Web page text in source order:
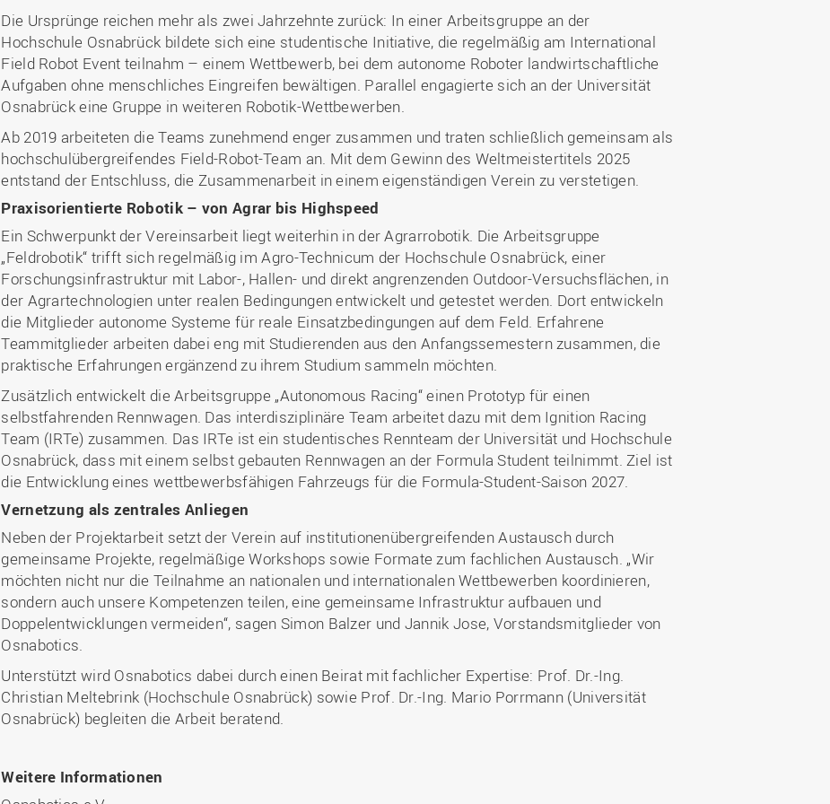
Die Ursprünge reichen mehr als zwei Jahrzehnte zurück: In einer Arbeitsgruppe an der
Hochschule Osnabrück bildete sich eine studentische Initiative, die regelmäßig am International
Field Robot Event teilnahm – einem Wettbewerb, bei dem autonome Roboter landwirtschaftliche
Aufgaben ohne menschliches Eingreifen bewältigen. Parallel engagierte sich an der Universität
Osnabrück eine Gruppe in weiteren Robotik-Wettbewerben.
Ab 2019 arbeiteten die Teams zunehmend enger zusammen und traten schließlich gemeinsam als
hochschulübergreifendes Field-Robot-Team an. Mit dem Gewinn des Weltmeistertitels 2025
entstand der Entschluss, die Zusammenarbeit in einem eigenständigen Verein zu verstetigen.
Praxisorientierte Robotik – von Agrar bis Highspeed
Ein Schwerpunkt der Vereinsarbeit liegt weiterhin in der Agrarrobotik. Die Arbeitsgruppe
„Feldrobotik“ trifft sich regelmäßig im Agro-Technicum der Hochschule Osnabrück, einer
Forschungsinfrastruktur mit Labor-, Hallen- und direkt angrenzenden Outdoor-Versuchsflächen, in
der Agrartechnologien unter realen Bedingungen entwickelt und getestet werden. Dort entwickeln
die Mitglieder autonome Systeme für reale Einsatzbedingungen auf dem Feld. Erfahrene
Teammitglieder arbeiten dabei eng mit Studierenden aus den Anfangssemestern zusammen, die
praktische Erfahrungen ergänzend zu ihrem Studium sammeln möchten.
Zusätzlich entwickelt die Arbeitsgruppe „Autonomous Racing“ einen Prototyp für einen
selbstfahrenden Rennwagen. Das interdisziplinäre Team arbeitet dazu mit dem Ignition Racing
Team (IRTe) zusammen. Das IRTe ist ein studentisches Rennteam der Universität und Hochschule
Osnabrück, dass mit einem selbst gebauten Rennwagen an der Formula Student teilnimmt. Ziel ist
die Entwicklung eines wettbewerbsfähigen Fahrzeugs für die Formula-Student-Saison 2027.
Vernetzung als zentrales Anliegen
Neben der Projektarbeit setzt der Verein auf institutionenübergreifenden Austausch durch
gemeinsame Projekte, regelmäßige Workshops sowie Formate zum fachlichen Austausch. „Wir
möchten nicht nur die Teilnahme an nationalen und internationalen Wettbewerben koordinieren,
sondern auch unsere Kompetenzen teilen, eine gemeinsame Infrastruktur aufbauen und
Doppelentwicklungen vermeiden“, sagen Simon Balzer und Jannik Jose, Vorstandsmitglieder von
Osnabotics.
Unterstützt wird Osnabotics dabei durch einen Beirat mit fachlicher Expertise: Prof. Dr.-Ing.
Christian Meltebrink (Hochschule Osnabrück) sowie Prof. Dr.-Ing. Mario Porrmann (Universität
Osnabrück) begleiten die Arbeit beratend.
Weitere Informationen